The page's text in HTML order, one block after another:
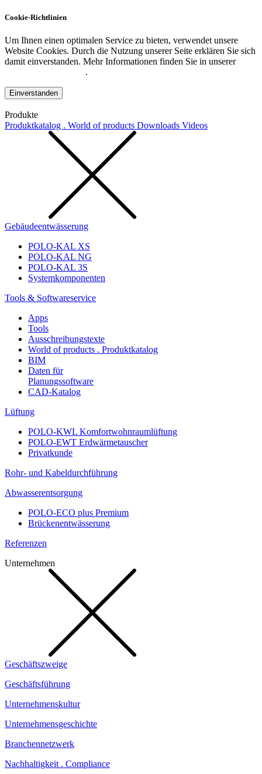
Cookie-Richtlinien
Um Ihnen einen optimalen Service zu bieten, verwendet unsere
Website Cookies. Durch die Nutzung unserer Seite erklären Sie sich
damit einverstanden. Mehr Informationen finden Sie in unserer
.
Einverstanden
Produkte
Produktkatalog . World of products Downloads Videos
Gebäudeentwässerung
POLO-KAL XS
POLO-KAL NG
POLO-KAL 3S
Systemkomponenten
Tools & Softwareservice
Apps
Tools
Ausschreibungstexte
World of products . Produktkatalog
BIM
Daten für
Planungssoftware
CAD-Katalog
Lüftung
POLO-KWL Komfortwohnraumlüftung
POLO-EWT Erdwärmetauscher
Privatkunde
Rohr- und Kabeldurchführung
Abwasserentsorgung
POLO-ECO plus Premium
Brückenentwässerung
Referenzen
Unternehmen
Geschäftszweige
Geschäftsführung
Unternehmenskultur
Unternehmensgeschichte
Branchennetzwerk
Nachhaltigkeit . Compliance